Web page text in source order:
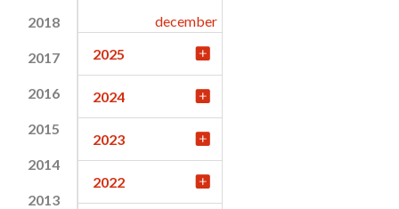
2018
2017
2016
2015
2014
2013
december
2025
2024
2023
2022